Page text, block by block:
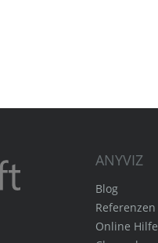
ANYVIZ
Blog
Referenzen
Online Hilfe